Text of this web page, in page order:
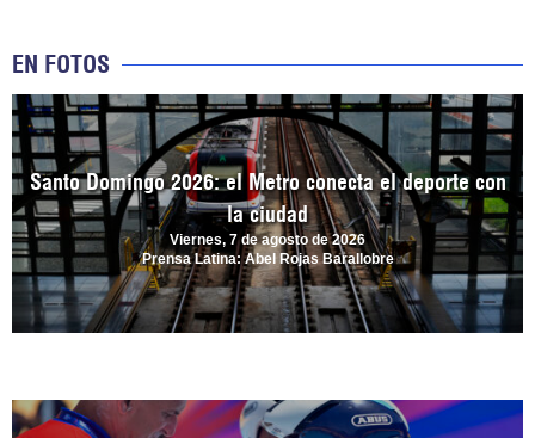
EN FOTOS
Santo Domingo 2026: el Metro conecta el deporte con
la ciudad
Viernes, 7 de agosto de 2026
Prensa Latina: Abel Rojas Barallobre